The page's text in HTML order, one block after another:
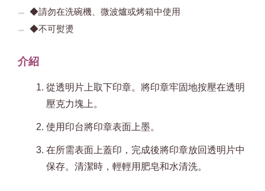
◆請勿在洗碗機、微波爐或烤箱中使用
◆不可熨燙
介紹
從透明片上取下印章。將印章牢固地按壓在透明
壓克力塊上。
使用印台將印章表面上墨。
在所需表面上蓋印，完成後將印章放回透明片中
保存。清潔時，輕輕用肥皂和水清洗。